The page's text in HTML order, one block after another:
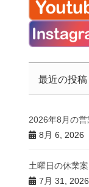
最近の投稿
2026年8月の営
8月 6, 2026
土曜日の休業
7月 31, 2026